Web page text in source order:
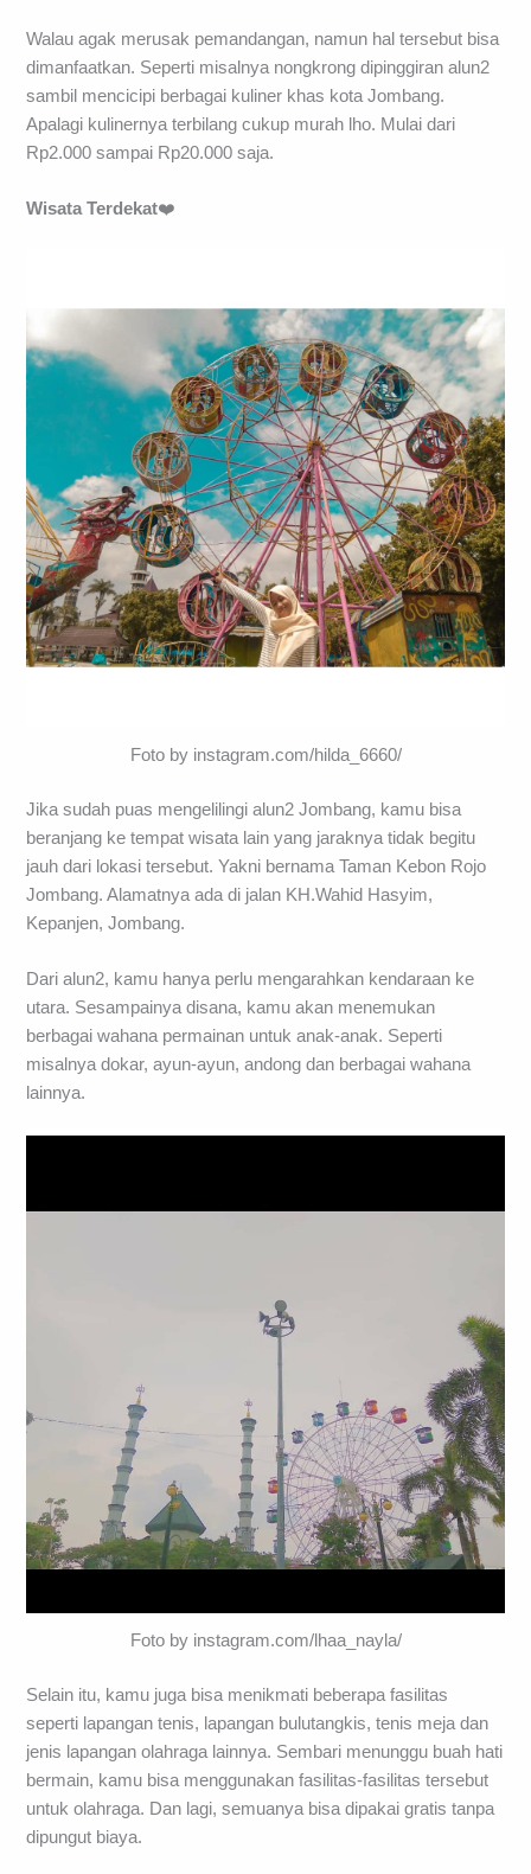
Walau agak merusak pemandangan, namun hal tersebut bisa
dimanfaatkan. Seperti misalnya nongkrong dipinggiran alun2
sambil mencicipi berbagai kuliner khas kota Jombang.
Apalagi kulinernya terbilang cukup murah lho. Mulai dari
Rp2.000 sampai Rp20.000 saja.
Wisata Terdekat❤️
Foto by instagram.com/hilda_6660/
Jika sudah puas mengelilingi alun2 Jombang, kamu bisa
beranjang ke tempat wisata lain yang jaraknya tidak begitu
jauh dari lokasi tersebut. Yakni bernama Taman Kebon Rojo
Jombang. Alamatnya ada di jalan KH.Wahid Hasyim,
Kepanjen, Jombang.
Dari alun2, kamu hanya perlu mengarahkan kendaraan ke
utara. Sesampainya disana, kamu akan menemukan
berbagai wahana permainan untuk anak-anak. Seperti
misalnya dokar, ayun-ayun, andong dan berbagai wahana
lainnya.
Foto by instagram.com/lhaa_nayla/
Selain itu, kamu juga bisa menikmati beberapa fasilitas
seperti lapangan tenis, lapangan bulutangkis, tenis meja dan
jenis lapangan olahraga lainnya. Sembari menunggu buah hati
bermain, kamu bisa menggunakan fasilitas-fasilitas tersebut
untuk olahraga. Dan lagi, semuanya bisa dipakai gratis tanpa
dipungut biaya.